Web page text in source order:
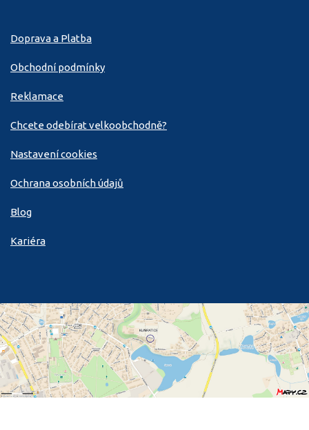
Doprava a Platba
Obchodní podmínky
Reklamace
Chcete odebírat velkoobchodně?
Nastavení cookies
Ochrana osobních údajů
Blog
Kariéra